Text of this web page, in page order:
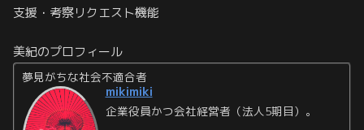
支援・考察リクエスト機能
美紀のプロフィール
夢見がちな社会不適合者
mikimiki
企業役員かつ会社経営者（法人5期目）。